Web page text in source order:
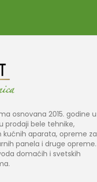
osnovana 2015. godine u
prodaji bele tehnike,
kućnih aparata, opreme za
panela i druge opreme.
domaćih i svetskih